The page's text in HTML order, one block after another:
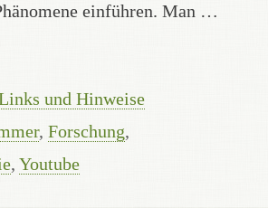
einführen. Man …
und Hinweise
, Forschung,
, Youtube